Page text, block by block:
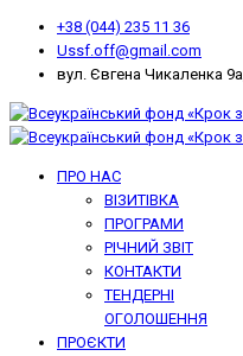
+38 (044) 235 11 36
Ussf.off@gmail.com
вул. Євгена Чикаленка
ПРО НАС
ВІЗИТІВКА
ПРОГРАМИ
РІЧНИЙ ЗВІТ
КОНТАКТИ
ТЕНДЕРНІ
ОГОЛОШЕННЯ
ПРОЄКТИ